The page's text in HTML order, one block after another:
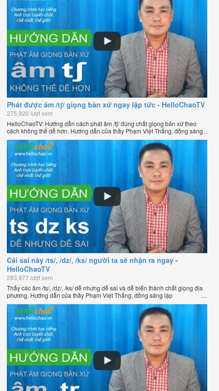
Phát được âm /tʃ/ giọng bản xứ ngay lập tức - HelloChaoTV
275,920 lượt xem
HelloChaoTV: Hướng dẫn cách phát âm /tʃ/ đúng chất giọng bản xứ theo
cách không thể dễ hơn. Hướng dẫn của thầy Phạm Việt Thắng, đồng sáng
lập HelloChao.vn - Chương trình dạy tiếng Anh trực tuyến chặt chẽ nhất
thế giới.
Cái sai này /ts/, /dz/, /ks/ người ta sẽ nhận ra ngay -
HelloChaoTV
283,977 lượt xem
Thấy các âm /ts/, /dz/, /ks/ dễ nhưng dễ sai và dễ biến thành chất giọng địa
phương. Hướng dẫn của thầy Phạm Việt Thắng, đồng sáng lập
HelloChao.vn - Chương trình dạy tiếng Anh trực tuyến chặt chẽ nhất thế
giới.